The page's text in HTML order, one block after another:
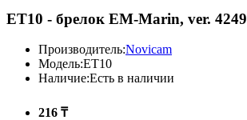
ET10 - брелок EM-Marin, ver. 4249
Производитель:Novicam
Модель:ET10
Наличие:Есть в наличии
216 ₸